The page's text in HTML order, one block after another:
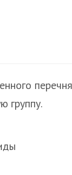
группу.